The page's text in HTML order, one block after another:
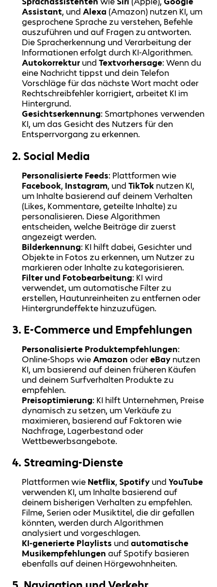
Assistant, undAlexa (Amazon) nutzen KI, um
gesprochene Sprache zu verstehen, Befehle
auszuführen und auf Fragen zu antworten.
Die Spracherkennung und Verarbeitung der
Informationen erfolgt durch KI-Algorithmen.
Autokorrektur undTextvorhersage: Wenn du
eine Nachricht tippst und dein Telefon
Vorschläge für das nächste Wort macht oder
Rechtschreibfehler korrigiert, arbeitet KI im
Hintergrund.
Gesichtserkennung: Smartphones verwenden
KI, um das Gesicht des Nutzers für den
Entsperrvorgang zu erkennen.
2. Social Media
Personalisierte Feeds: Plattformen wie
Facebook, Instagram, undTikTok nutzen KI,
um Inhalte basierend auf deinem Verhalten
(Likes, Kommentare, geteilte Inhalte) zu
personalisieren. Diese Algorithmen
entscheiden, welche Beiträge dir zuerst
angezeigt werden.
Bilderkennung: KI hilft dabei, Gesichter und
Objekte in Fotos zu erkennen, um Nutzer zu
markieren oder Inhalte zu kategorisieren.
Filter und Fotobearbeitung: KI wird
verwendet, um automatische Filter zu
erstellen, Hautunreinheiten zu entfernen oder
Hintergrundeffekte hinzuzufügen.
3. E-Commerce und Empfehlungen
Personalisierte Produktempfehlungen:
Online-Shops wieAmazon odereBay nutzen
KI, um basierend auf deinen früheren Käufen
und deinem Surfverhalten Produkte zu
empfehlen.
Preisoptimierung: KI hilft Unternehmen, Preise
dynamisch zu setzen, um Verkäufe zu
maximieren, basierend auf Faktoren wie
Nachfrage, Lagerbestand oder
Wettbewerbsangebote.
4. Streaming-Dienste
Plattformen wie Netflix, Spotify undYouTube
verwenden KI, um Inhalte basierend auf
deinem bisherigen Verhalten zu empfehlen.
Filme, Serien oder Musiktitel, die dir gefallen
könnten, werden durch Algorithmen
analysiert und vorgeschlagen.
KI-generierte Playlists undautomatische
Musikempfehlungen auf Spotify basieren
ebenfalls auf deinen Hörgewohnheiten.